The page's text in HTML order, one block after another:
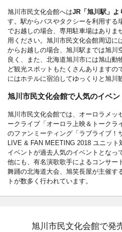
旭川市民文化会館へはJR「旭川駅」よ
す。駅からバスやタクシーを利用する
でお越しの場合、専用駐車場はありま
用ください。旭川市民文化会館周辺に
からお越しの場合、旭川駅までは旭川
良く、また、北海道旭川市には旭山動
ど観光スポットもたくさんありますの
にはホテルに宿泊してゆっくりと旭川
旭川市民文化会館で人気のイベン
旭川市民文化会館では、オーロラメッ
ークライブ「オーロラ上映＆トークラ
のファンミーティング「ラブライブ！
LIVE & FAN MEETING 2018 ユニッ
イベントが過去人気のイベントとなっ
他にも、有名演歌歌手によるコンサー
舞踊の北海道大会、旭笑長屋が主催す
トが数多く行われています。
旭川市民文化会館で発